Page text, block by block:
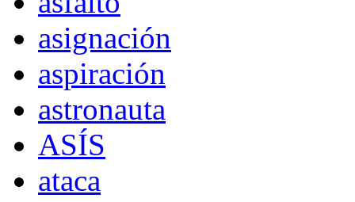
asignación
aspiración
astronauta
ASÍS
ataca